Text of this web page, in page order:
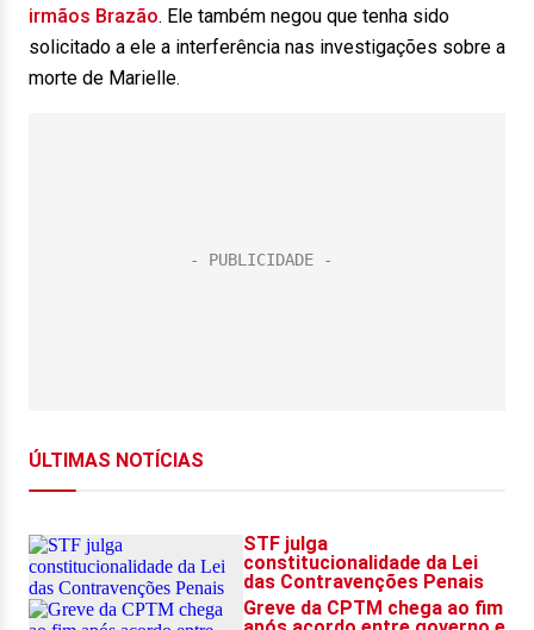
irmãos Brazão. Ele também negou que tenha sido
solicitado a ele a interferência nas investigações sobre a
morte de Marielle.